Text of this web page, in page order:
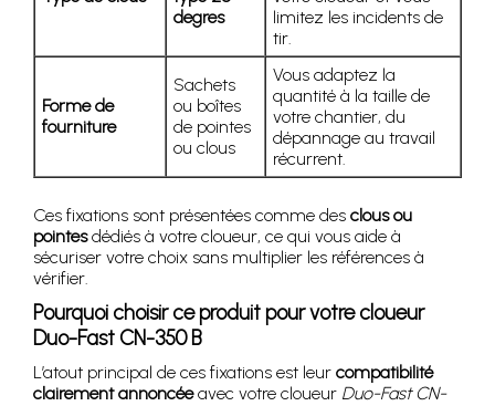
degres
limitez les incidents de
tir.
Forme de
fourniture
Sachets
ou boîtes
de pointes
ou clous
Vous adaptez la
quantité à la taille de
votre chantier, du
dépannage au travail
récurrent.
Ces fixations sont présentées comme des clous ou
pointesdédiés à votre cloueur, ce qui vous aide à
sécuriser votre choix sans multiplier les références à
vérifier.
Pourquoi choisir ce produit pour votre cloueur
Duo-Fast CN-350 B
L’atout principal de ces fixations est leur compatibilité
clairement annoncéeavec votre cloueur Duo-Fast CN-